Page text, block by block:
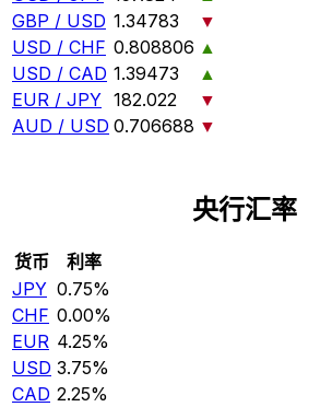
GBP / USD 1.34783
▼
USD / CHF 0.808806 ▲
USD / CAD 1.39473
▲
EUR / JPY 182.022
▼
AUD / USD 0.706688 ▼
央行汇率
货币
利率
JPY 0.75%
CHF 0.00%
EUR 4.25%
USD 3.75%
CAD 2.25%